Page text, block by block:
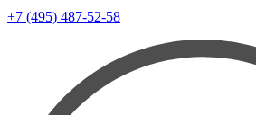
+7 (495) 487-52-58